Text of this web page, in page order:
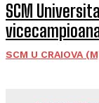
SCM
SCM U CRAIOVA